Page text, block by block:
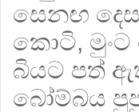
සෙනඟ
කොටි, මුංට
බියට පත්
බෝම්බය